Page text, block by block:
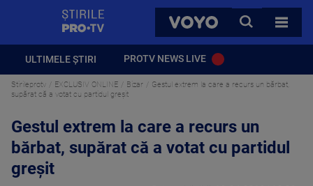
VOYO
CAUTA
TOATE
ULTIMELE ȘTIRI PROTV NEWS LIVE
Stirileprotv EXCLUSIV ONLINE Bizar
Gestul extrem la care a recurs un bărbat,
supărat că a votat cu partidul greşit
Gestul extrem la care a recurs un
bărbat, supărat că a votat cu partidul
greşit